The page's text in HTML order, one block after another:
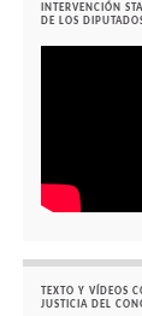
INTERVENCIÓN
DE LOS
TEXTO Y VÍDEOS
JUSTICIA DEL